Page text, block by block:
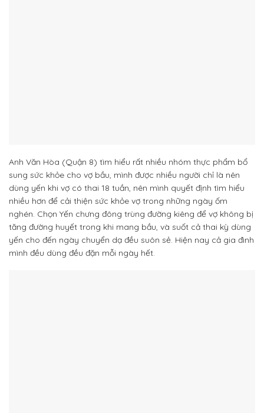
Anh Văn Hòa (Quận 8) tìm hiểu rất nhiều nhóm thực phẩm bổ
sung sức khỏe cho vợ bầu, mình được nhiều người chỉ là nên
dùng yến khi vợ có thai 18 tuần, nên mình quyết định tìm hiểu
nhiều hơn để cải thiện sức khỏe vợ trong những ngày ốm
nghén. Chọn Yến chưng đông trùng đường kiêng để vợ không bị
tăng đường huyết trong khi mang bầu, và suốt cả thai kỳ dùng
yến cho đến ngày chuyển dạ đều suôn sẻ. Hiện nay cả gia đình
mình đều dùng đều đặn mỗi ngày hết.